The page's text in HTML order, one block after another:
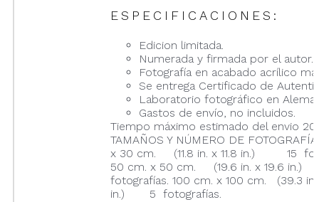
ESPECIFICACIONES:
Edicion limitada.
Numerada y firmada por el autor.
Fotografía en acabado acrílico
Se entrega Certificado de
Laboratorio fotográfico en
Gastos de envío, no incluidos.
Tiempo máximo estimado del envio 20
TAMAÑOS Y NÚMERO DE
x 30 cm. (11.8 in. x 11.8 in.) 15
50 cm. x 50 cm. (19.6 in. x 19.6
fotografías. 100 cm. x 100 cm. (39.3 in.
in.) 5 fotografías.